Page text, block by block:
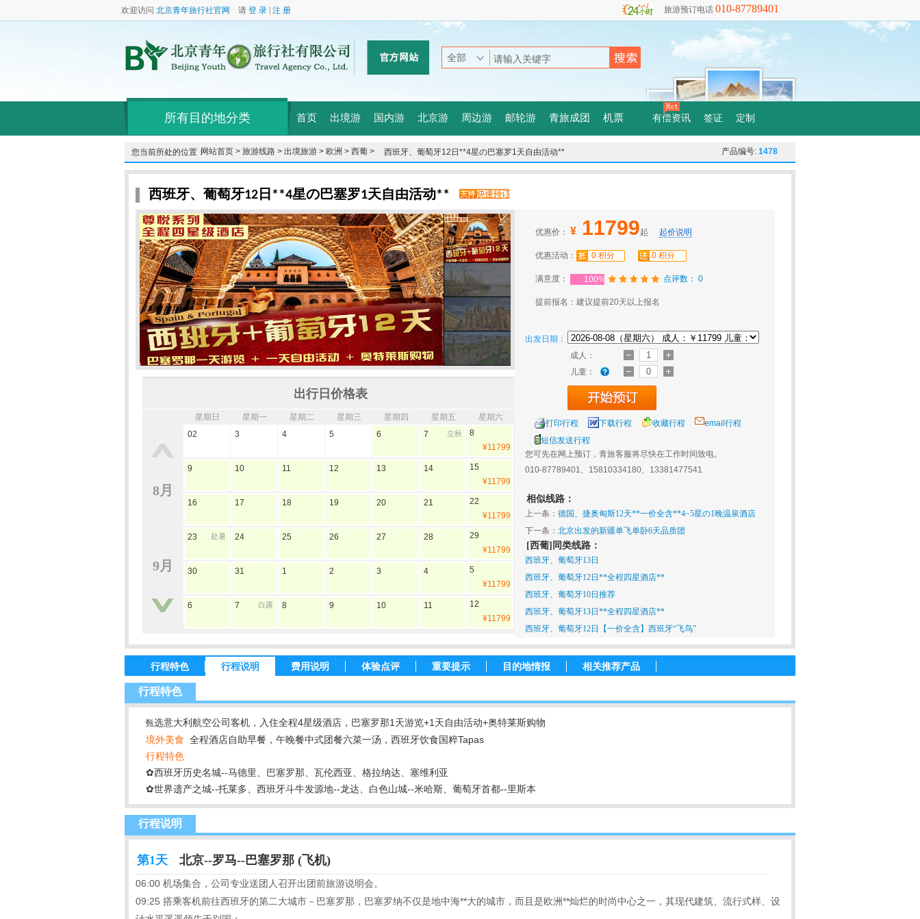
欢迎访问 北京青年旅行社官网 请 登 录 注 册 旅游预订电话 010-87789401
所有目的地分类 首页 出境游 国内游 北京游 周边游 邮轮游 青旅成团 机票 有偿资讯 签证 定制
您当前所处的位置：网站首页 > 旅游线路 > 出境旅游 > 欧洲 > 西葡 > 西班牙、葡萄牙12日**4星の巴塞罗1天自由活动** 产品编号: 1478
西班牙、葡萄牙12日**4星の巴塞罗1天自由活动**
出行日价格表
8月
9月
星期日 星期一 星期二 星期三 星期四 星期五
星期六
02
3 4 5 6 7 立秋
8
¥11799
9 10 11 12 13 14
15
¥11799
16 17 18 19 20 21
22
¥11799
23 处暑 24 25 26 27 28
29
¥11799
30 31 1 2 3 4
5
¥11799
6 7 白露 8 9 10 11
12
¥11799
优惠价： ¥ 11799起 起价说明
优惠活动： 0 积分 0 积分
满意度： 100% 点评数： 0
提前报名：建议提前20天以上报名
出发日期：
成人：
儿童：
打印行程 下载行程 收藏行程
email行程
短信发送行程
您可先在网上预订，青旅客服将尽快在工作时间致电。
010-87789401、15810334180、13381477541
相似线路：
上一条： 德国、捷奥匈斯12天**一价全含**4~5星の1晚温泉酒店
下一条： 北京出发的新疆单飞单卧6天品质团
[西葡]同类线路：
西班牙、葡萄牙13日
西班牙、葡萄牙12日**全程四星酒店**
西班牙、葡萄牙10日推荐
西班牙、葡萄牙13日**全程四星酒店**
西班牙、葡萄牙12日【一价全含】西班牙“飞鸟”
行程特色 行程说明 费用说明 体验点评 重要提示 目的地情报 相关推荐产品
行程特色
甄选意大利航空公司客机，入住全程4星级酒店，巴塞罗那1天游览+1天自由活动+奥特莱斯购物
境外美食 全程酒店自助早餐，午晚餐中式团餐六菜一汤，西班牙饮食国粹Tapas
行程特色
✿西班牙历史名城--马德里、巴塞罗那、瓦伦西亚、格拉纳达、塞维利亚
✿世界遗产之城--托莱多、西班牙斗牛发源地--龙达、白色山城--米哈斯、葡萄牙首都--里斯本
行程说明
第1天 北京--罗马--巴塞罗那 (飞机)
06:00 机场集合，公司专业送团人召开出团前旅游说明会。
09:25 搭乘客机前往西班牙的第二大城市－巴塞罗那，巴塞罗纳不仅是地中海**大的城市，而且是欧洲**灿烂的时尚中心之一，其现代建筑、流行式样、设